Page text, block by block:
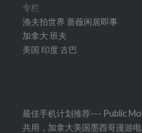
专栏
渔夫拍世界蔷薇闲居即事
加拿大 班夫
美国 印度 古巴
最佳手机计划推荐--- Public
共用，加拿大美国墨西哥漫游